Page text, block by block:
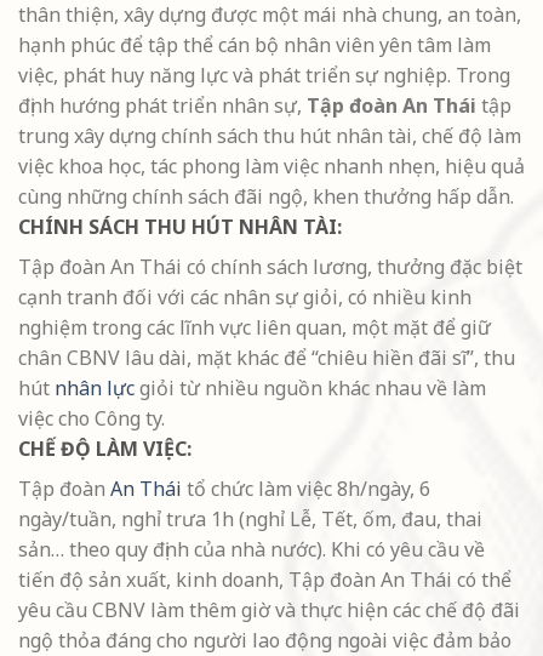
thân thiện, xây dựng được một mái nhà chung, an toàn,
hạnh phúc để tập thể cán bộ nhân viên yên tâm làm
việc, phát huy năng lực và phát triển sự nghiệp. Trong
định hướng phát triển nhân sự, Tập đoàn An Thái tập
trung xây dựng chính sách thu hút nhân tài, chế độ làm
việc khoa học, tác phong làm việc nhanh nhẹn, hiệu quả
cùng những chính sách đãi ngộ, khen thưởng hấp dẫn.
CHÍNH SÁCH THU HÚT NHÂN TÀI:
Tập đoàn An Thái có chính sách lương, thưởng đặc biệt
cạnh tranh đối với các nhân sự giỏi, có nhiều kinh
nghiệm trong các lĩnh vực liên quan, một mặt để giữ
chân CBNV lâu dài, mặt khác để “chiêu hiền đãi sĩ”, thu
hút nhân lựcgiỏi từ nhiều nguồn khác nhau về làm
việc cho Công ty.
CHẾ ĐỘ LÀM VIỆC:
Tập đoàn An Thái tổ chức làm việc 8h/ngày, 6
ngày/tuần, nghỉ trưa 1h (nghỉ Lễ, Tết, ốm, đau, thai
sản… theo quy định của nhà nước). Khi có yêu cầu về
tiến độ sản xuất, kinh doanh, Tập đoàn An Thái có thể
yêu cầu CBNV làm thêm giờ và thực hiện các chế độ đãi
ngộ thỏa đáng cho người lao động ngoài việc đảm bảo